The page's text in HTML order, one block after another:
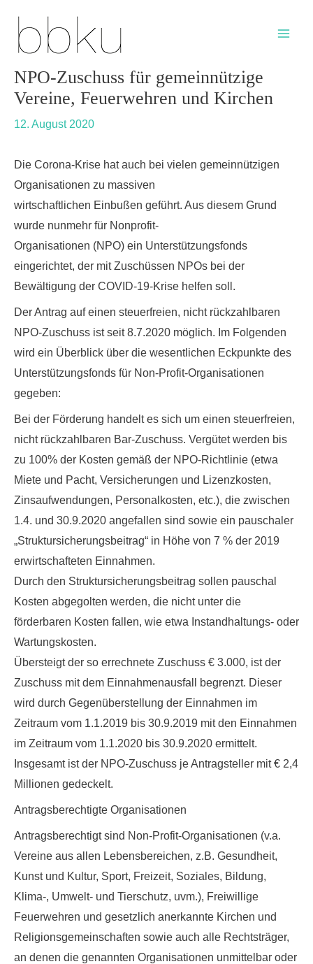
content
NPO-Zuschuss für gemeinnützige
Vereine, Feuerwehren und Kirchen
12. August 2020
Die Corona-Krise hat auch bei vielen gemeinnützigen
Organisationen zu massiven
wirtschaftlichen Einbußen geführt. Aus diesem Grund
wurde nunmehr für Nonprofit-
Organisationen (NPO) ein Unterstützungsfonds
eingerichtet, der mit Zuschüssen NPOs bei der
Bewältigung der COVID-19-Krise helfen soll.
Der Antrag auf einen steuerfreien, nicht rückzahlbaren
NPO-Zuschuss ist seit 8.7.2020 möglich. Im Folgenden
wird ein Überblick über die wesentlichen Eckpunkte des
Unterstützungsfonds für Non-Profit-Organisationen
gegeben:
Bei der Förderung handelt es sich um einen steuerfreien,
nicht rückzahlbaren Bar-Zuschuss. Vergütet werden bis
zu 100% der Kosten gemäß der NPO-Richtlinie (etwa
Miete und Pacht, Versicherungen und Lizenzkosten,
Zinsaufwendungen, Personalkosten, etc.), die zwischen
1.4. und 30.9.2020 angefallen sind sowie ein pauschaler
„Struktursicherungsbeitrag“ in Höhe von 7 % der 2019
erwirtschafteten Einnahmen.
Durch den Struktursicherungsbeitrag sollen pauschal
Kosten abgegolten werden, die nicht unter die
förderbaren Kosten fallen, wie etwa Instandhaltungs- oder
Wartungskosten.
Übersteigt der so errechnete Zuschuss € 3.000, ist der
Zuschuss mit dem Einnahmenausfall begrenzt. Dieser
wird durch Gegenüberstellung der Einnahmen im
Zeitraum vom 1.1.2019 bis 30.9.2019 mit den Einnahmen
im Zeitraum vom 1.1.2020 bis 30.9.2020 ermittelt.
Insgesamt ist der NPO-Zuschuss je Antragsteller mit € 2,4
Millionen gedeckelt.
Antragsberechtigte Organisationen
Antragsberechtigt sind Non-Profit-Organisationen (v.a.
Vereine aus allen Lebensbereichen, z.B. Gesundheit,
Kunst und Kultur, Sport, Freizeit, Soziales, Bildung,
Klima-, Umwelt- und Tierschutz, uvm.), Freiwillige
Feuerwehren und gesetzlich anerkannte Kirchen und
Religionsgemeinschaften sowie auch alle Rechtsträger,
an denen die genannten Organisationen unmittelbar oder
navigation